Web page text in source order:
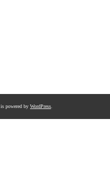
is powered by WordPress